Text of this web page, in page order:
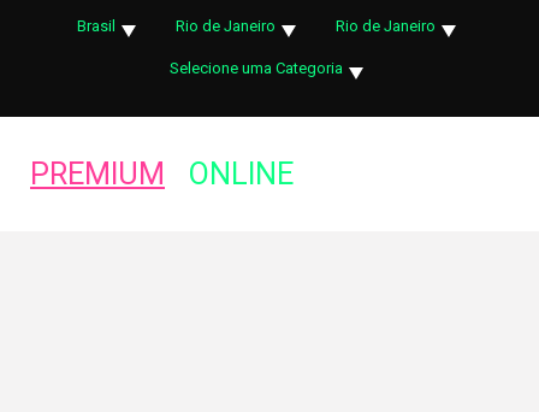
Brasil Rio de Janeiro Rio de Janeiro
Selecione uma Categoria
PREMIUM ONLINE